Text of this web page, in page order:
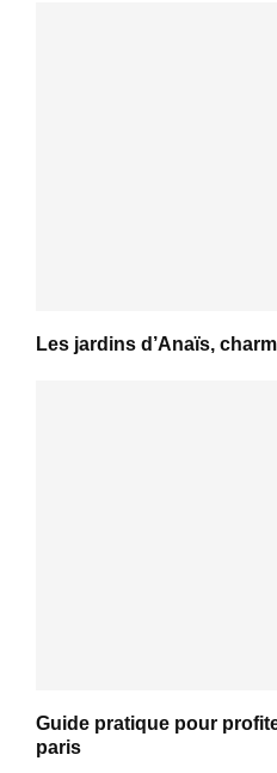
Les jardins d’Anaïs,
Guide pratique pour
paris